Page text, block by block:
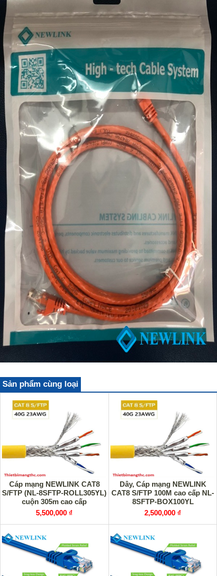
Sản phẩm cùng loại
Cáp mạng NEWLINK CAT8
S/FTP (NL-8SFTP-ROLL305YL)
cuộn 305m cao cấp
5,500,000 ₫
Dây, Cáp mạng NEWLINK
CAT8 S/FTP 100M cao cấp NL-
8SFTP-BOX100YL
2,500,000 ₫